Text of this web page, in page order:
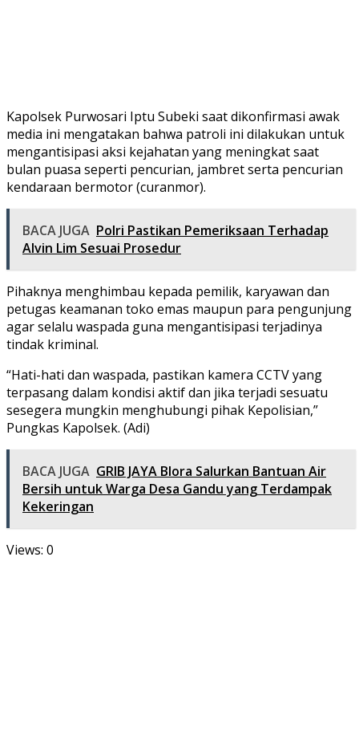
Kapolsek Purwosari Iptu Subeki saat dikonfirmasi awak
media ini mengatakan bahwa patroli ini dilakukan untuk
mengantisipasi aksi kejahatan yang meningkat saat
bulan puasa seperti pencurian, jambret serta pencurian
kendaraan bermotor (curanmor).
BACA JUGA Polri Pastikan Pemeriksaan Terhadap
Alvin Lim Sesuai Prosedur
Pihaknya menghimbau kepada pemilik, karyawan dan
petugas keamanan toko emas maupun para pengunjung
agar selalu waspada guna mengantisipasi terjadinya
tindak kriminal.
“Hati-hati dan waspada, pastikan kamera CCTV yang
terpasang dalam kondisi aktif dan jika terjadi sesuatu
sesegera mungkin menghubungi pihak Kepolisian,”
Pungkas Kapolsek. (Adi)
BACA JUGA GRIB JAYA Blora Salurkan Bantuan Air
Bersih untuk Warga Desa Gandu yang Terdampak
Kekeringan
Views: 0